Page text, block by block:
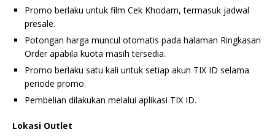
Promo berlaku untuk film Cek Khodam, termasuk jadwal
presale.
Potongan harga muncul otomatis pada halaman Ringkasan
Order apabila kuota masih tersedia.
Promo berlaku satu kali untuk setiap akun TIX ID selama
periode promo.
Pembelian dilakukan melalui aplikasi TIX ID.
Lokasi Outlet